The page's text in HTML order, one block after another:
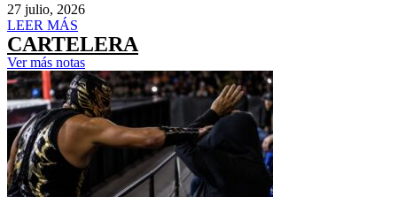
27 julio, 2026
LEER MÁS
CARTELERA
Ver más notas